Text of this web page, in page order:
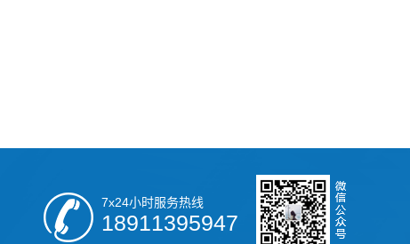
7x24小时服务热线
18911395947